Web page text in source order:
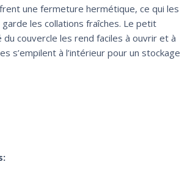
une fermeture hermétique, ce qui les
les collations fraîches. Le petit
couvercle les rend faciles à ouvrir et à
s’empilent à l’intérieur pour un stockage